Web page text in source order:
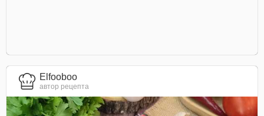
Elfooboo
автор рецепта